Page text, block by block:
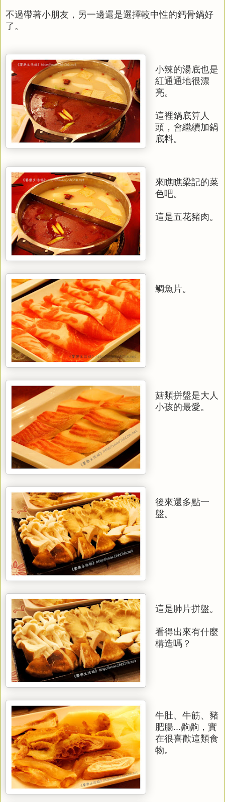
不過帶著小朋友，另一邊還是選擇較中性的鈣骨鍋好
了。
小辣的湯底也是
紅通通地很漂
亮。
這裡鍋底算人
頭，會繼續加鍋
底料。
來瞧瞧梁記的菜
色吧。
這是五花豬肉。
鯛魚片。
菇類拼盤是大人
小孩的最愛。
後來還多點一
盤。
這是肺片拼盤。
看得出來有什麼
構造嗎？
牛肚、牛筋、豬
肥腸...齁齁，實
在很喜歡這類食
物。